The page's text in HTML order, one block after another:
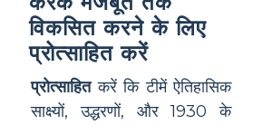
विकसित करने के लिए
प्रोत्साहित करें
प्रोत्साहितकरें कि टीमें ऐतिहासिक
साक्ष्यों, उद्धरणों, और 1930 के